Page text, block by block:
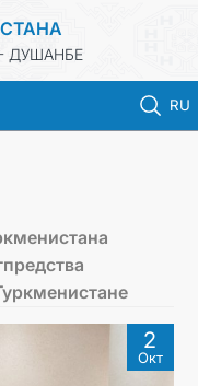
ДУШАНБЕ
RU
2
Окт